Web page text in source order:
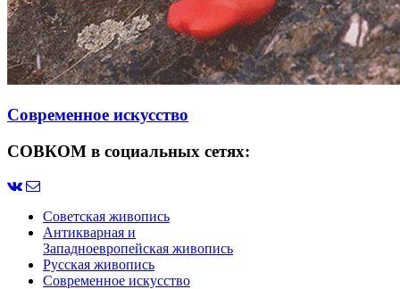
Современное искусство
СОВКОМ в социальных сетях:
Советская живопись
Антикварная и
Западноевропейская живопись
Русская живопись
Современное искусство